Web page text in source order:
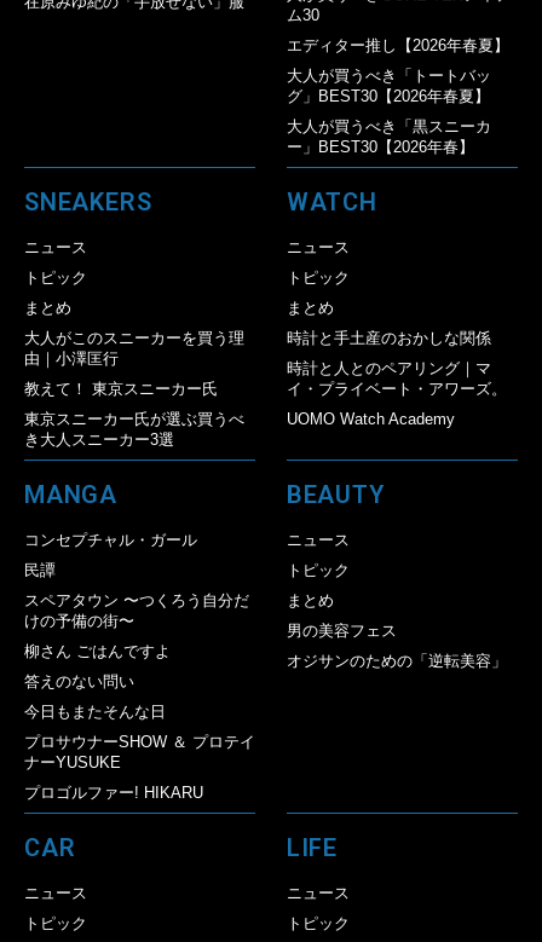
ム30
エディター推し【2026年春夏】
大人が買うべき「トートバッ
グ」BEST30【2026年春夏】
大人が買うべき「黒スニーカ
ー」BEST30【2026年春】
SNEAKERS
ニュース
トピック
まとめ
大人がこのスニーカーを買う理
由｜小澤匡行
教えて！ 東京スニーカー氏
東京スニーカー氏が選ぶ買うべ
き大人スニーカー3選
WATCH
ニュース
トピック
まとめ
時計と手土産のおかしな関係
時計と人とのペアリング｜マ
イ・プライベート・アワーズ。
UOMO Watch Academy
MANGA
コンセプチャル・ガール
民譚
スペアタウン 〜つくろう自分だ
けの予備の街〜
柳さん ごはんですよ
答えのない問い
今日もまたそんな日
プロサウナーSHOW ＆ プロテイ
ナーYUSUKE
プロゴルファー! HIKARU
BEAUTY
ニュース
トピック
まとめ
男の美容フェス
オジサンのための「逆転美容」
CAR
ニュース
トピック
LIFE
ニュース
トピック